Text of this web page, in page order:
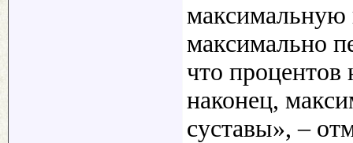
максимальную
максимально
что
наконец,
суставы», –